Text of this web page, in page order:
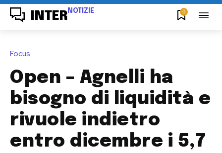
INTER NOTIZIE 0
Focus
Open – Agnelli ha
bisogno di liquidità e
rivuole indietro
entro dicembre i 5,7